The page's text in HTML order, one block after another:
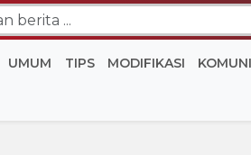
UMUM TIPS MODIFIKASI